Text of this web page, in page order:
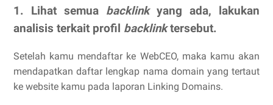
1. Lihat semua backlink yang ada, lakukan
analisis terkait profil backlinktersebut.
Setelah kamu mendaftar ke WebCEO, maka kamu akan
mendapatkan daftar lengkap nama domain yang tertaut
ke website kamu pada laporan Linking Domains.